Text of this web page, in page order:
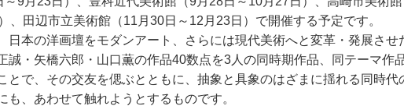
ィバル
賞
、田辺市立美術館（11月30日～12月23日）で開催する予定です。
日本の洋画壇をモダンアート、さらには現代美術へと変革・発展させ
誠・矢橋六郎・山口薫の作品40数点を3人の同時期作品、同テーマ作
とで、その交友を偲ぶとともに、抽象と具象のはざまに揺れる同時代
も、あわせて触れようとするものです。